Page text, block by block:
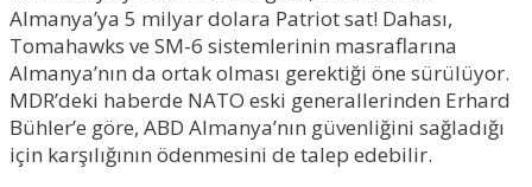
Almanya’ya 5 milyar dolara Patriot sat! Dahası,
Tomahawks ve SM-6 sistemlerinin masraflarına
Almanya’nın da ortak olması gerektiği öne sürülüyor.
MDR’deki haberde NATO eski generallerinden Erhard
Bühler’e göre, ABD Almanya’nın güvenliğini sağladığı
için karşılığının ödenmesini de talep edebilir.